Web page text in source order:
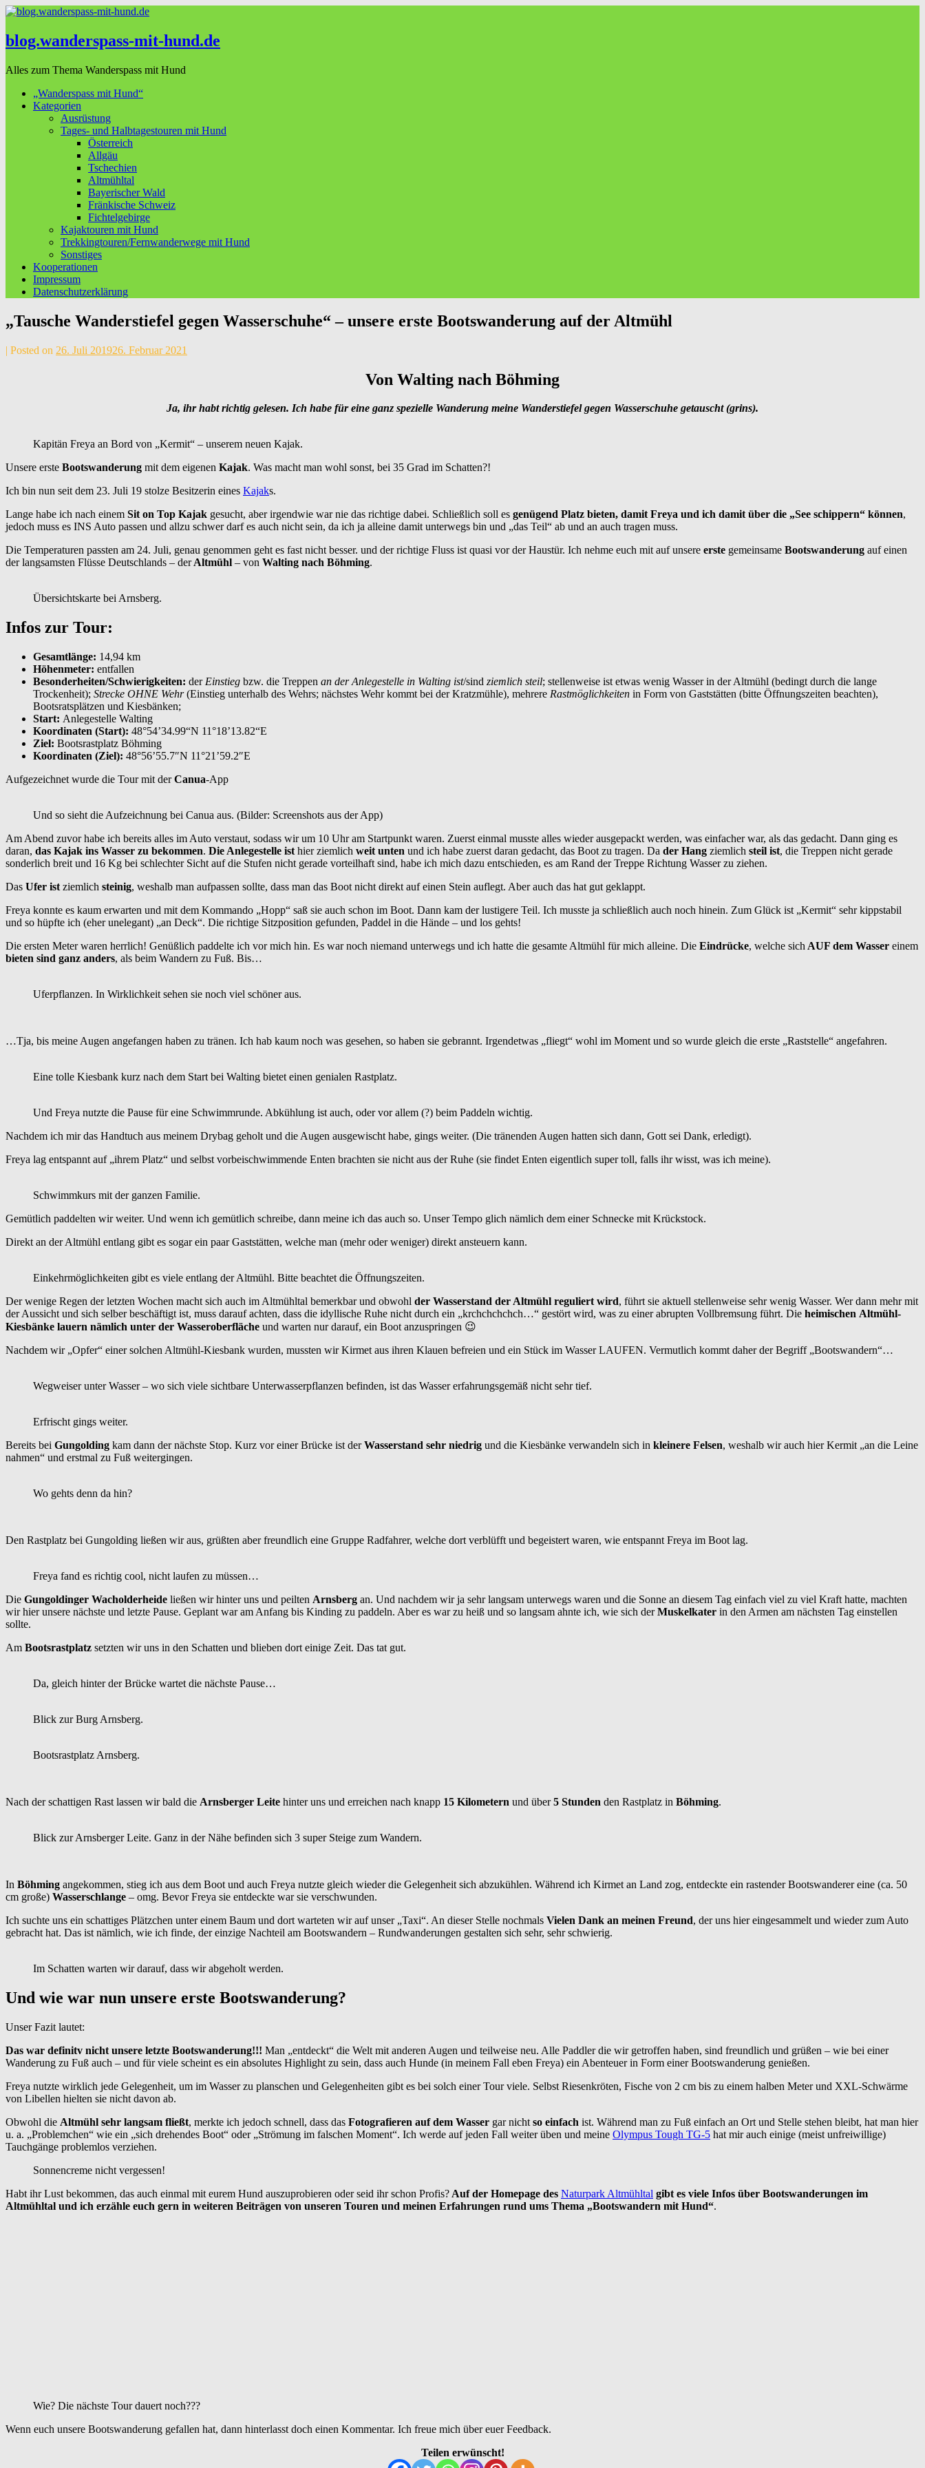
blog.wanderspass-mit-hund.de
Alles zum Thema Wanderspass mit Hund
„Wanderspass mit Hund“
Kategorien
Ausrüstung
Tages- und Halbtagestouren mit Hund
Österreich
Allgäu
Tschechien
Altmühltal
Bayerischer Wald
Fränkische Schweiz
Fichtelgebirge
Kajaktouren mit Hund
Trekkingtouren/Fernwanderwege mit Hund
Sonstiges
Kooperationen
Impressum
Datenschutzerklärung
„Tausche Wanderstiefel gegen Wasserschuhe“ – unsere erste Bootswanderung auf der Altmühl
by
| Posted on 26. Juli 201926. Februar 2021
Von Walting nach Böhming
Ja, ihr habt richtig gelesen. Ich habe für eine ganz spezielle Wanderung meine Wanderstiefel gegen Wasserschuhe getauscht (grins).
Kapitän Freya an Bord von „Kermit“ – unserem neuen Kajak.
Unsere erste Bootswanderung mit dem eigenen Kajak. Was macht man wohl sonst, bei 35 Grad im Schatten?!
Ich bin nun seit dem 23. Juli 19 stolze Besitzerin eines Kajaks.
Lange habe ich nach einem Sit on Top Kajak gesucht, aber irgendwie war nie das richtige dabei. Schließlich soll es genügend Platz bieten, damit Freya und ich damit über die „See schippern“ können,
jedoch muss es INS Auto passen und allzu schwer darf es auch nicht sein, da ich ja alleine damit unterwegs bin und „das Teil“ ab und an auch tragen muss.
Die Temperaturen passten am 24. Juli, genau genommen geht es fast nicht besser. und der richtige Fluss ist quasi vor der Haustür. Ich nehme euch mit auf unsere erste gemeinsame Bootswanderung auf einen
der langsamsten Flüsse Deutschlands – derAltmühl – von Walting nach Böhming.
Übersichtskarte bei Arnsberg.
Infos zur Tour:
Gesamtlänge: 14,94 km
Höhenmeter: entfallen
Besonderheiten/Schwierigkeiten: der Einstieg bzw. die Treppen an der Anlegestelle in Walting ist/sind ziemlich steil; stellenweise ist etwas wenig Wasser in der Altmühl (bedingt durch die lange
Trockenheit); Strecke OHNE Wehr(Einstieg unterhalb des Wehrs; nächstes Wehr kommt bei der Kratzmühle), mehrere Rastmöglichkeiten in Form von Gaststätten (bitte Öffnungszeiten beachten),
Bootsratsplätzen und Kiesbänken;
Start: Anlegestelle Walting
Koordinaten (Start): 48°54’34.99“N 11°18’13.82“E
Ziel: Bootsrastplatz Böhming
Koordinaten (Ziel): 48°56’55.7″N 11°21’59.2″E
Aufgezeichnet wurde die Tour mit derCanua-App
Und so sieht die Aufzeichnung bei Canua aus. (Bilder: Screenshots aus der App)
Am Abend zuvor habe ich bereits alles im Auto verstaut, sodass wir um 10 Uhr am Startpunkt waren. Zuerst einmal musste alles wieder ausgepackt werden, was einfacher war, als das gedacht. Dann ging es
daran, das Kajak ins Wasser zu bekommen. Die Anlegestelle ist hier ziemlich weit unten und ich habe zuerst daran gedacht, das Boot zu tragen. Da der Hang ziemlich steil ist, die Treppen nicht gerade
sonderlich breit und 16 Kg bei schlechter Sicht auf die Stufen nicht gerade vorteilhaft sind, habe ich mich dazu entschieden, es am Rand der Treppe Richtung Wasser zu ziehen.
Das Ufer ist ziemlich steinig, weshalb man aufpassen sollte, dass man das Boot nicht direkt auf einen Stein auflegt. Aber auch das hat gut geklappt.
Freya konnte es kaum erwarten und mit dem Kommando „Hopp“ saß sie auch schon im Boot. Dann kam der lustigere Teil. Ich musste ja schließlich auch noch hinein. Zum Glück ist „Kermit“ sehr kippstabil
und so hüpfte ich (eher unelegant) „an Deck“. Die richtige Sitzposition gefunden, Paddel in die Hände – und los gehts!
Die ersten Meter waren herrlich! Genüßlich paddelte ich vor mich hin. Es war noch niemand unterwegs und ich hatte die gesamte Altmühl für mich alleine. Die Eindrücke, welche sich AUF dem Wasser einem
bieten sind ganz anders, als beim Wandern zu Fuß. Bis…
Uferpflanzen. In Wirklichkeit sehen sie noch viel schöner aus.
…Tja, bis meine Augen angefangen haben zu tränen. Ich hab kaum noch was gesehen, so haben sie gebrannt. Irgendetwas „fliegt“ wohl im Moment und so wurde gleich die erste „Raststelle“ angefahren.
Eine tolle Kiesbank kurz nach dem Start bei Walting bietet einen genialen Rastplatz.
Und Freya nutzte die Pause für eine Schwimmrunde. Abkühlung ist auch, oder vor allem (?) beim Paddeln wichtig.
Nachdem ich mir das Handtuch aus meinem Drybag geholt und die Augen ausgewischt habe, gings weiter. (Die tränenden Augen hatten sich dann, Gott sei Dank, erledigt).
Freya lag entspannt auf „ihrem Platz“ und selbst vorbeischwimmende Enten brachten sie nicht aus der Ruhe (sie findet Enten eigentlich super toll, falls ihr wisst, was ich meine).
Schwimmkurs mit der ganzen Familie.
Gemütlich paddelten wir weiter. Und wenn ich gemütlich schreibe, dann meine ich das auch so. Unser Tempo glich nämlich dem einer Schnecke mit Krückstock.
Direkt an der Altmühl entlang gibt es sogar ein paar Gaststätten, welche man (mehr oder weniger) direkt ansteuern kann.
Einkehrmöglichkeiten gibt es viele entlang der Altmühl. Bitte beachtet die Öffnungszeiten.
Der wenige Regen der letzten Wochen macht sich auch im Altmühltal bemerkbar und obwohl der Wasserstand der Altmühl reguliert wird, führt sie aktuell stellenweise sehr wenig Wasser. Wer dann mehr mit
der Aussicht und sich selber beschäftigt ist, muss darauf achten, dass die idyllische Ruhe nicht durch ein „krchchchchch…“ gestört wird, was zu einer abrupten Vollbremsung führt. Die heimischen Altmühl-
Kiesbänke lauern nämlich unter der Wasseroberfläche und warten nur darauf, ein Boot anzuspringen 😉
Nachdem wir „Opfer“ einer solchen Altmühl-Kiesbank wurden, mussten wir Kirmet aus ihren Klauen befreien und ein Stück im Wasser LAUFEN. Vermutlich kommt daher der Begriff „Bootswandern“…
Wegweiser unter Wasser – wo sich viele sichtbare Unterwasserpflanzen befinden, ist das Wasser erfahrungsgemäß nicht sehr tief.
Erfrischt gings weiter.
Bereits bei Gungolding kam dann der nächste Stop. Kurz vor einer Brücke ist derWasserstand sehr niedrig und die Kiesbänke verwandeln sich in kleinere Felsen, weshalb wir auch hier Kermit „an die Leine
nahmen“ und erstmal zu Fuß weitergingen.
Wo gehts denn da hin?
Den Rastplatz bei Gungolding ließen wir aus, grüßten aber freundlich eine Gruppe Radfahrer, welche dort verblüfft und begeistert waren, wie entspannt Freya im Boot lag.
Freya fand es richtig cool, nicht laufen zu müssen…
Die Gungoldinger Wacholderheide ließen wir hinter uns und peilten Arnsberg an. Und nachdem wir ja sehr langsam unterwegs waren und die Sonne an diesem Tag einfach viel zu viel Kraft hatte, machten
wir hier unsere nächste und letzte Pause. Geplant war am Anfang bis Kinding zu paddeln. Aber es war zu heiß und so langsam ahnte ich, wie sich derMuskelkater in den Armen am nächsten Tag einstellen
sollte.
Am Bootsrastplatz setzten wir uns in den Schatten und blieben dort einige Zeit. Das tat gut.
Da, gleich hinter der Brücke wartet die nächste Pause…
Blick zur Burg Arnsberg.
Bootsrastplatz Arnsberg.
Nach der schattigen Rast lassen wir bald die Arnsberger Leite hinter uns und erreichen nach knapp 15 Kilometern und über5 Stunden den Rastplatz in Böhming.
Blick zur Arnsberger Leite. Ganz in der Nähe befinden sich 3 super Steige zum Wandern.
In Böhming angekommen, stieg ich aus dem Boot und auch Freya nutzte gleich wieder die Gelegenheit sich abzukühlen. Während ich Kirmet an Land zog, entdeckte ein rastender Bootswanderer eine (ca. 50
cm große) Wasserschlange – omg. Bevor Freya sie entdeckte war sie verschwunden.
Ich suchte uns ein schattiges Plätzchen unter einem Baum und dort warteten wir auf unser „Taxi“. An dieser Stelle nochmals Vielen Dank an meinen Freund, der uns hier eingesammelt und wieder zum Auto
gebracht hat. Das ist nämlich, wie ich finde, der einzige Nachteil am Bootswandern – Rundwanderungen gestalten sich sehr, sehr schwierig.
Im Schatten warten wir darauf, dass wir abgeholt werden.
Und wie war nun unsere erste Bootswanderung?
Unser Fazit lautet:
Das war definitv nicht unsere letzte Bootswanderung!!! Man „entdeckt“ die Welt mit anderen Augen und teilweise neu. Alle Paddler die wir getroffen haben, sind freundlich und grüßen – wie bei einer
Wanderung zu Fuß auch – und für viele scheint es ein absolutes Highlight zu sein, dass auch Hunde (in meinem Fall eben Freya) ein Abenteuer in Form einer Bootswanderung genießen.
Freya nutzte wirklich jede Gelegenheit, um im Wasser zu planschen und Gelegenheiten gibt es bei solch einer Tour viele. Selbst Riesenkröten, Fische von 2 cm bis zu einem halben Meter und XXL-Schwärme
von Libellen hielten sie nicht davon ab.
Obwohl die Altmühl sehr langsam fließt, merkte ich jedoch schnell, dass das Fotografieren auf dem Wasser gar nicht so einfach ist. Während man zu Fuß einfach an Ort und Stelle stehen bleibt, hat man hier
u. a. „Problemchen“ wie ein „sich drehendes Boot“ oder „Strömung im falschen Moment“. Ich werde auf jeden Fall weiter üben und meine Olympus Tough TG-5 hat mir auch einige (meist unfreiwillige)
Tauchgänge problemlos verziehen.
Sonnencreme nicht vergessen!
Habt ihr Lust bekommen, das auch einmal mit eurem Hund auszuprobieren oder seid ihr schon Profis? Auf der Homepage des Naturpark Altmühltal gibt es viele Infos über Bootswanderungen im
Altmühltal und ich erzähle euch gern in weiteren Beiträgen von unseren Touren und meinen Erfahrungen rund ums Thema „Bootswandern mit Hund“.
Wie? Die nächste Tour dauert noch???
Wenn euch unsere Bootswanderung gefallen hat, dann hinterlasst doch einen Kommentar. Ich freue mich über euer Feedback.
Teilen erwünscht!